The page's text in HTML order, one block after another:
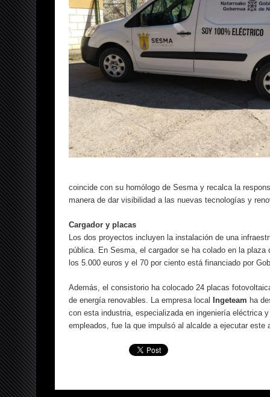
coincide con su homólogo de Sesma y recalca la
manera de dar visibilidad a las nuevas tecnologías y
Cargador y placas
Los dos proyectos incluyen la instalación de una
pública. En Sesma, el cargador se ha colado en la
los 5.000 euros y el 70 por ciento está financiado por
Además, el consistorio ha colocado 24 placas
de energía renovables. La empresa local
Ingeteam ha
con esta industria, especializada en ingeniería eléctrica
empleados, fue la que impulsó al alcalde a ejecutar este